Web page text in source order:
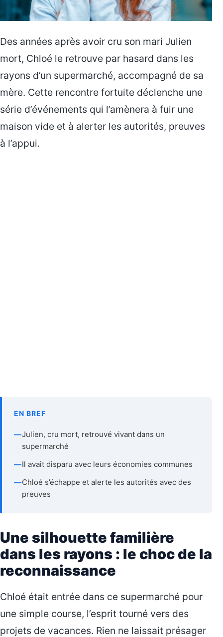
Des années après avoir cru son mari Julien
mort, Chloé le retrouve par hasard dans les
rayons d’un supermarché, accompagné de sa
mère. Cette rencontre fortuite déclenche une
série d’événements qui l’amènera à fuir une
maison vide et à alerter les autorités, preuves
à l’appui.
EN BREF
—Julien, cru mort, retrouvé vivant dans un
supermarché
—Il avait disparu avec leurs économies communes
—Chloé s’échappe et alerte les autorités avec des
preuves
Une silhouette familière
dans les rayons : le choc de la
reconnaissance
Chloé était entrée dans ce supermarché pour
une simple course, l’esprit tourné vers des
projets de vacances. Rien ne laissait présager